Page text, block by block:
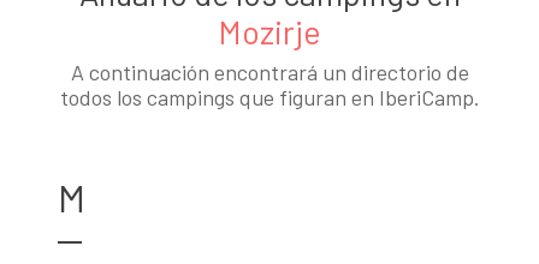
Mozirje
A continuación encontrará un directorio de
todos los campings que figuran en IberiCamp.
M